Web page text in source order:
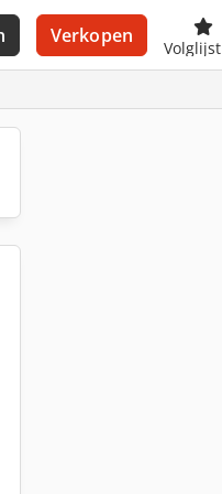
Verkopen
Volglijst